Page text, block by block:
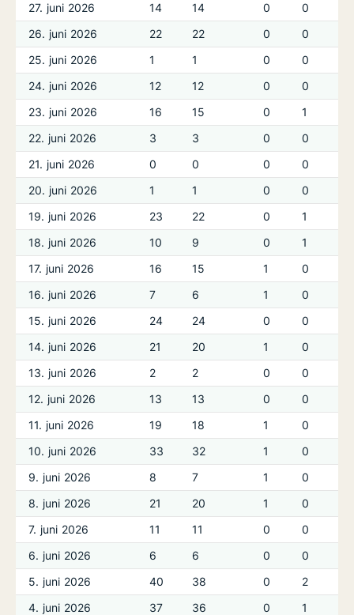
27. juni 2026 14 14 0
0
26. juni 2026
22 22 0
0
25. juni 2026
1 1 0
0
24. juni 2026
12 12 0
0
23. juni 2026
16 15 0
1
22. juni 2026
3 3 0
0
21. juni 2026
0 0 0
0
20. juni 2026
1 1 0
0
19. juni 2026
23 22 0
1
18. juni 2026
10 9 0
1
17. juni 2026
16 15 1
0
16. juni 2026
7 6 1
0
15. juni 2026
24 24 0
0
14. juni 2026
21 20 1
0
13. juni 2026
2 2 0
0
12. juni 2026
13 13 0
0
11. juni 2026
19 18 1
0
10. juni 2026
33 32 1
0
9. juni 2026
8 7 1
0
8. juni 2026
21 20 1
0
7. juni 2026
11 11 0
0
6. juni 2026
6 6 0
0
5. juni 2026
40 38 0
2
4. juni 2026
37 36 0
1